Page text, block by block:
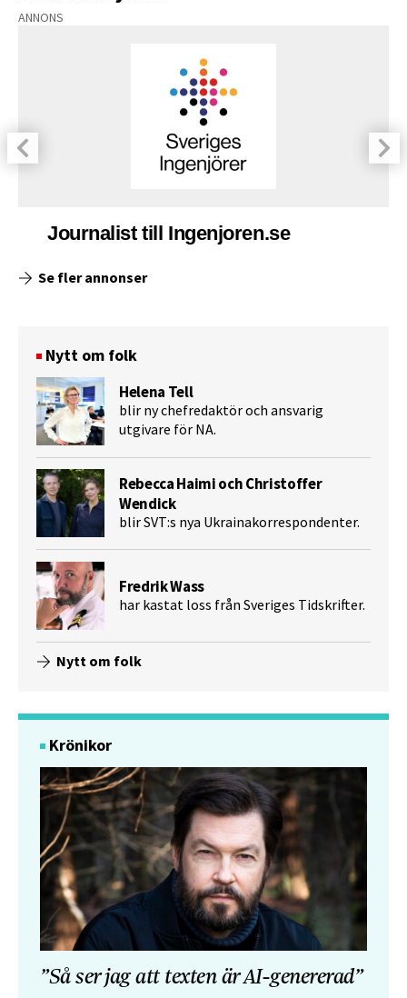
ANNONS
Journalist till Ingenjoren.se
Se fler annonser
Nytt om folk
Helena Tell
blir ny chefredaktör och ansvarig
utgivare för NA.
Rebecca Haimi och Christoffer
Wendick
blir SVT:s nya Ukrainakorrespondenter.
Fredrik Wass
har kastat loss från Sveriges Tidskrifter.
Nytt om folk
Krönikor
”Så ser jag att texten är AI-genererad”